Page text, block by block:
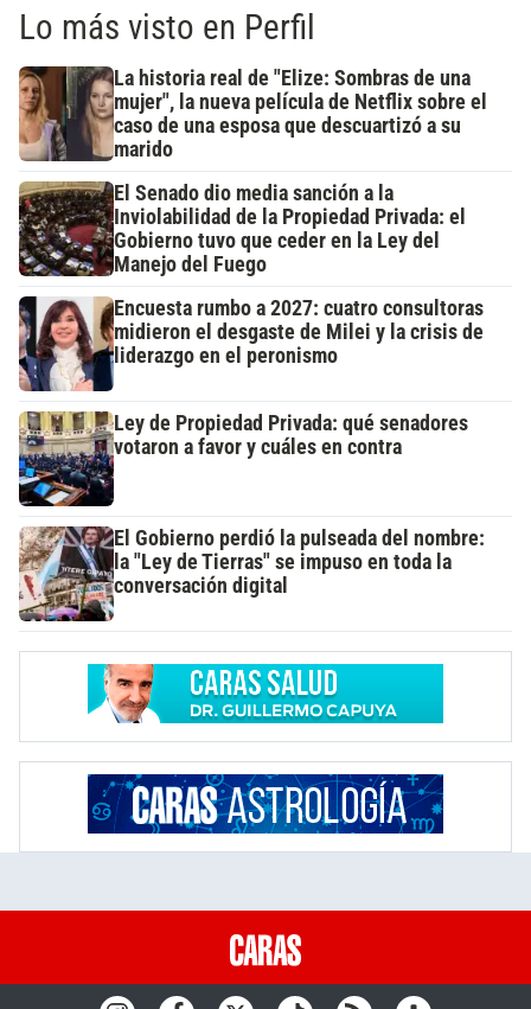
Lo más visto en Perfil
La historia real de "Elize: Sombras de una
mujer", la nueva película de Netflix sobre el
caso de una esposa que descuartizó a su
marido
El Senado dio media sanción a la
Inviolabilidad de la Propiedad Privada: el
Gobierno tuvo que ceder en la Ley del
Manejo del Fuego
Encuesta rumbo a 2027: cuatro consultoras
midieron el desgaste de Milei y la crisis de
liderazgo en el peronismo
Ley de Propiedad Privada: qué senadores
votaron a favor y cuáles en contra
El Gobierno perdió la pulseada del nombre:
la "Ley de Tierras" se impuso en toda la
conversación digital